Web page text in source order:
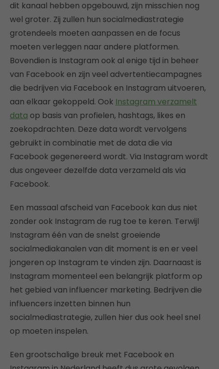
dit kanaal hebben opgebouwd, zijn misschien nog
wel groter. Zij zullen hun socialmediastrategie
grotendeels moeten aanpassen en de focus
moeten verleggen naar andere platformen.
Bovendien is Instagram ook al enige tijd in beheer
van Facebook en zijn veel advertentiecampagnes
die bedrijven via Facebook en Instagram uitvoeren,
aan elkaar gekoppeld. Ook Instagram verzamelt
data op basis van profielen, hashtags, likes en
zoekopdrachten. Deze data wordt vervolgens
gebruikt in combinatie met de data die via
Facebook gegenereerd wordt. Via Instagram wordt
dus ongeveer dezelfde data verzameld als via
Facebook.
Een massaal afscheid van Facebook kan dus niet
zonder ook Instagram de rug toe te keren. Terwijl
Instagram één van de snelst groeiende
socialmediakanalen van dit moment is en er veel
jongeren op Instagram te vinden zijn. Daarnaast is
Instagram momenteel een belangrijk platform op
het gebied van influencer marketing. Bedrijven die
influencers inzetten binnen hun
socialmediastrategie, zullen hier dus ook heel snel
op moeten inspelen.
Een grootschalige breuk met Facebook en